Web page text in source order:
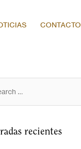
CONTACTO
recientes